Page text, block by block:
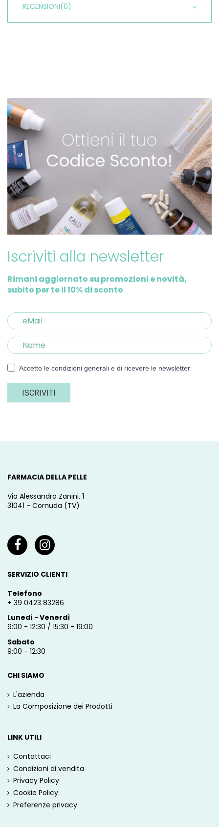
RECENSIONI(0)
Iscriviti alla newsletter
Rimani aggiornato su promozioni e novità,
subito per te il 10% di sconto
Accetto le condizioni generali e di ricevere le newsletter
ISCRIVITI
FARMACIA DELLA PELLE
Via Alessandro Zanini, 1
31041 - Cornuda (TV)
SERVIZIO CLIENTI
Telefono
+ 39 0423 83286
Lunedì - Venerdì
9:00 - 12:30 / 15:30 - 19:00
Sabato
9:00 - 12:30
CHI SIAMO
L'azienda
La Composizione dei Prodotti
LINK UTILI
Contattaci
Condizioni di vendita
Privacy Policy
Cookie Policy
Preferenze privacy